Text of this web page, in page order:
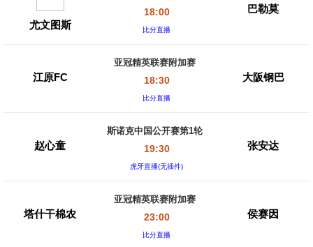
尤文图斯
18:00
比分直播
巴勒莫
江原FC
亚冠精英联赛附加赛
18:30
比分直播
大阪钢巴
赵心童
斯诺克中国公开赛第1轮
19:30
虎牙直播(无插件)
张安达
塔什干棉农
亚冠精英联赛附加赛
23:00
比分直播
侯赛因